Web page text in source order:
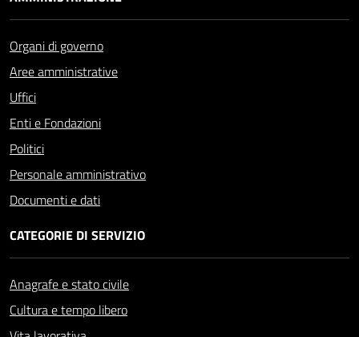
Organi di governo
Aree amministrative
Uffici
Enti e Fondazioni
Politici
Personale amministrativo
Documenti e dati
CATEGORIE DI SERVIZIO
Anagrafe e stato civile
Cultura e tempo libero